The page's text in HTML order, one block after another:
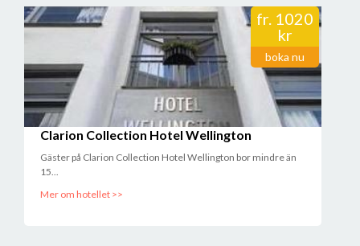
fr. 1020
kr
boka nu
Clarion Collection Hotel Wellington
Gäster på Clarion Collection Hotel Wellington bor mindre än
15...
Mer om hotellet >>